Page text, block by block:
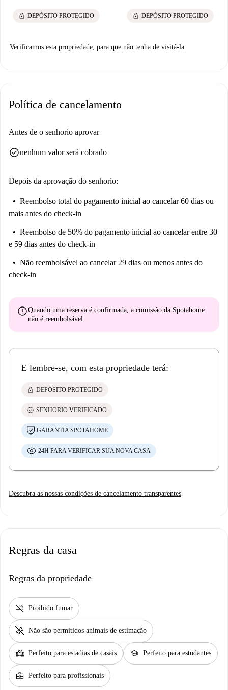
lock DEPÓSITO PROTEGIDO lock DEPÓSITO PROTEGIDO
Verificamos esta propriedade, para que não tenha de visitá-la
Política de cancelamento
Antes de o senhorio aprovar
check_circlenenhum valor será cobrado
Depois da aprovação do senhorio:
Reembolso total do pagamento inicial ao cancelar 60 dias ou
mais antes do check-in
Reembolso de 50% do pagamento inicial ao cancelar entre 30
e 59 dias antes do check-in
Não reembolsável ao cancelar 29 dias ou menos antes do
check-in
errorQuando uma reserva é confirmada, a comissão da Spotahome
não é reembolsável
E lembre-se, com esta propriedade terá:
lock DEPÓSITO PROTEGIDO
check_circle SENHORIO VERIFICADO
GARANTIA SPOTAHOME
24H PARA VERIFICAR SUA NOVA CASA
Descubra as nossas condições de cancelamento transparentes
Regras da casa
Regras da propriedade
smoke_free Proibido fumar
pet_supplies Não são permitidos animais de estimação
partner_heart Perfeito para estadias de casais school Perfeito para estudantes
business_center Perfeito para profissionais